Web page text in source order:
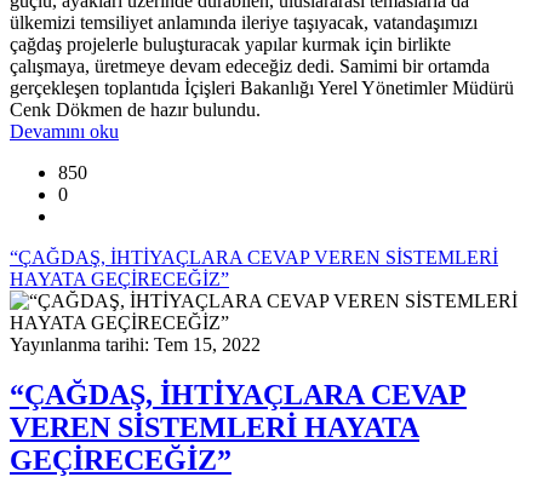
ülkemizi temsiliyet anlamında ileriye taşıyacak, vatandaşımızı
çağdaş projelerle buluşturacak yapılar kurmak için birlikte
çalışmaya, üretmeye devam edeceğiz dedi. Samimi bir ortamda
gerçekleşen toplantıda İçişleri Bakanlığı Yerel Yönetimler Müdürü
Cenk Dökmen de hazır bulundu.
Devamını oku
850
0
“ÇAĞDAŞ, İHTİYAÇLARA CEVAP VEREN SİSTEMLERİ
HAYATA GEÇİRECEĞİZ”
Yayınlanma tarihi: Tem 15, 2022
“ÇAĞDAŞ, İHTİYAÇLARA CEVAP
VEREN SİSTEMLERİ HAYATA
GEÇİRECEĞİZ”